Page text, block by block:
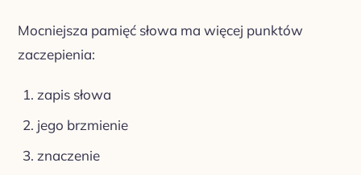
Mocniejsza pamięć słowa ma więcej punktów
zaczepienia:
zapis słowa
jego brzmienie
znaczenie